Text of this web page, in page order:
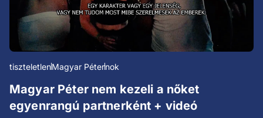
tiszteletlenMagyar Péternok
Magyar Péter nem kezeli a nőket
egyenrangú partnerként + videó